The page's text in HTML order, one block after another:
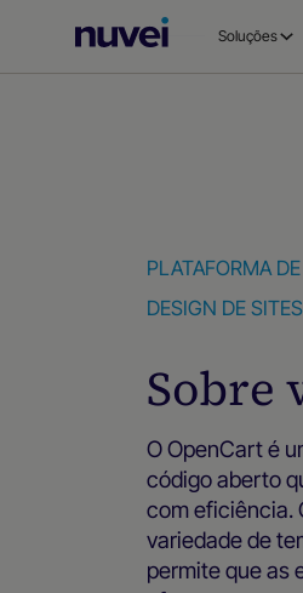
PáginaSoluções
PLATAFORMA
DESIGN DE SITES
Sobre
O OpenCart é
código aberto
com eficiência.
variedade de
permite que as